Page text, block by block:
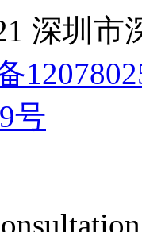
深圳市
号